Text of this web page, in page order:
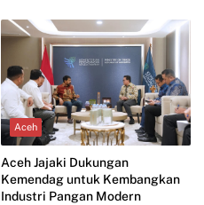
Aceh
Aceh Jajaki Dukungan
Kemendag untuk Kembangkan
Industri Pangan Modern